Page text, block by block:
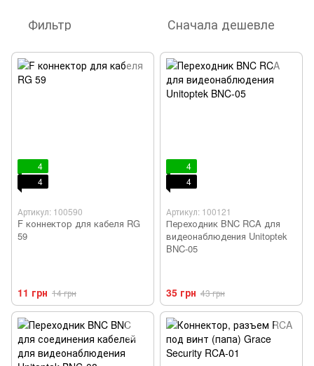
Фильтр Сначала дешевле
4
4
Артикул: 100590
F коннектор для кабеля RG
59
11 грн 14 грн
4
4
Артикул: 100121
Переходник BNC RCA для
видеонаблюдения Unitoptek
BNC-05
35 грн 43 грн